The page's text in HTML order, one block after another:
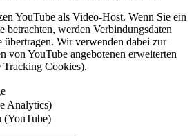
YouTube als Video-Host. Wenn Sie ein
betrachten, werden Verbindungsdaten
übertragen. Wir verwenden dabei zur
von YouTube angebotenen erweiterten
Tracking Cookies).
Analytics)
(YouTube)